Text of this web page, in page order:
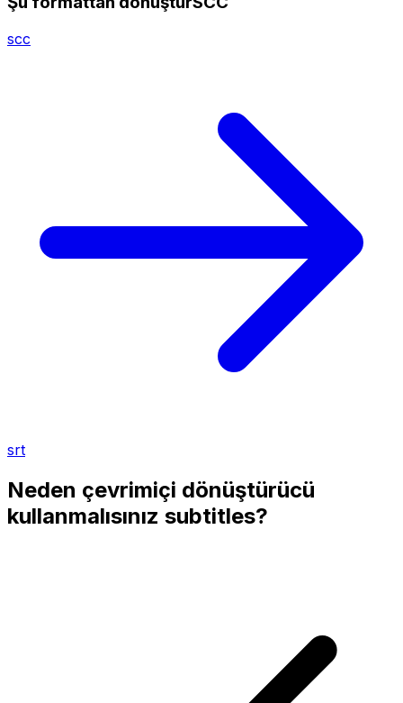
scc
srt
Neden çevrimiçi dönüştürücü
kullanmalısınız subtitles?